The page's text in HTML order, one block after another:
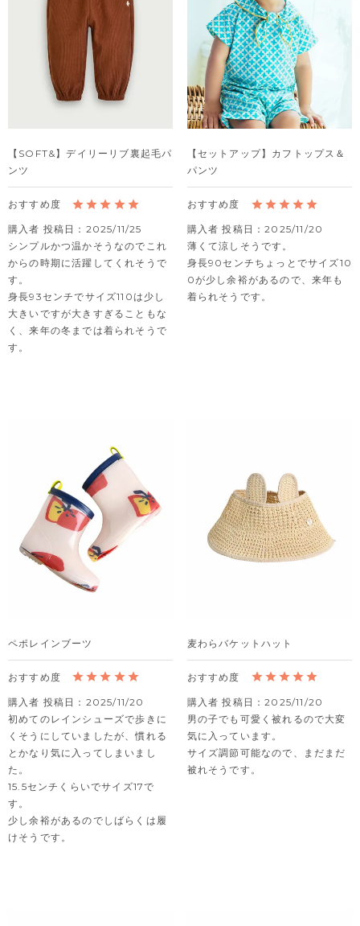
【SOFT&】デイリーリブ裏起毛パ
ンツ
購入者 投稿日
2025/11/25
シンプルかつ温かそうなのでこれ
からの時期に活躍してくれそうで
す。
身長93センチでサイズ110は少し
大きいですが大きすぎることもな
く、来年の冬までは着られそうで
す。
【セットアップ】カフトップス＆
パンツ
購入者 投稿日
2025/11/20
薄くて涼しそうです。
身長90センチちょっとでサイズ10
0が少し余裕があるので、来年も
着られそうです。
ペポレインブーツ
購入者 投稿日
2025/11/20
初めてのレインシューズで歩きに
くそうにしていましたが、慣れる
とかなり気に入ってしまいまし
た。
15.5センチくらいでサイズ17で
す。
少し余裕があるのでしばらくは履
けそうです。
麦わらバケットハット
購入者 投稿日
2025/11/20
男の子でも可愛く被れるので大変
気に入っています。
サイズ調節可能なので、まだまだ
被れそうです。